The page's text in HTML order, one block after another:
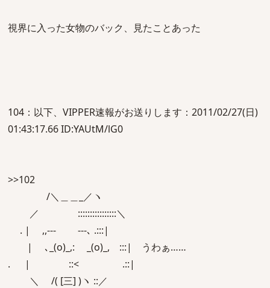
視界に入った女物のバック、見たことあった
104：以下、VIPPER速報がお送りします：2011/02/27(日)
01:43:17.66 ID:YAUtM/lG0
>>102
/＼＿＿_／ヽ
／ ::::::::::::::::＼
. | ,,-‐‐ ‐‐-､ .:::|
| ､_(o)_,: _(o)_, :::| うわぁ……
. | ::< .::|
＼ /( [三] )ヽ ::／